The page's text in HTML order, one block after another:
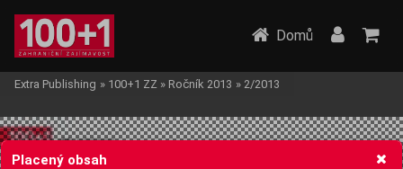
Domů
Extra Publishing » 100+1 ZZ » Ročník 2013 » 2/2013
Placený obsah